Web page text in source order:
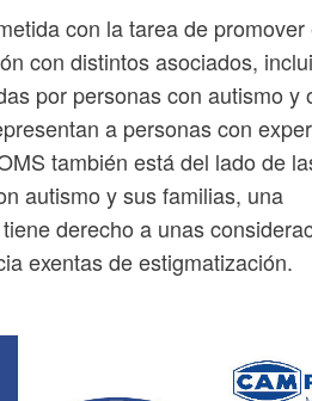
con la tarea de promover
con distintos asociados,
por personas con autismo y
a personas con
también está del lado de
autismo y sus familias, una
derecho a unas
exentas de estigmatización.